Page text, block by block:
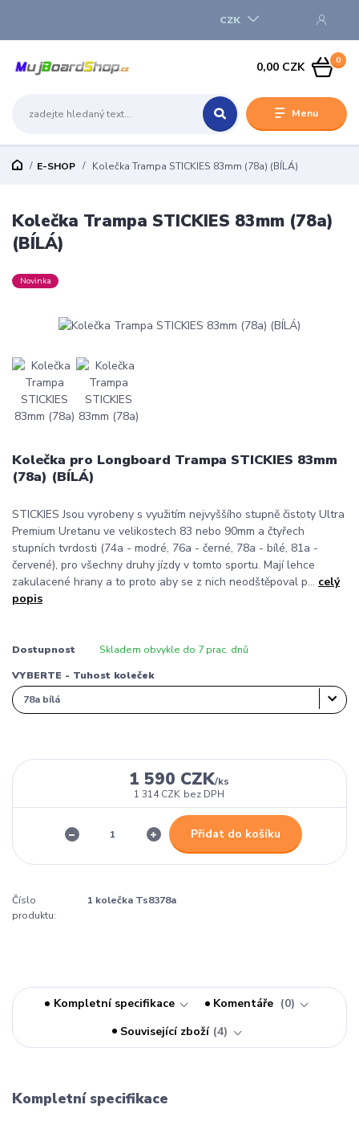
Menu
CZK
0
0,00 CZK
E-SHOP Kolečka Trampa STICKIES 83mm (78a) (BÍLÁ)
Kolečka Trampa STICKIES 83mm (78a)
(BÍLÁ)
Novinka
Kolečka pro Longboard Trampa STICKIES 83mm
(78a) (BÍLÁ)
STICKIES Jsou vyrobeny s využitím nejvyššího stupně čistoty Ultra
Premium Uretanu ve velikostech 83 nebo 90mm a čtyřech
stupních tvrdosti (74a - modré, 76a - černé, 78a - bílé, 81a -
červené), pro všechny druhy jízdy v tomto sportu. Mají lehce
zakulacené hrany a to proto aby se z nich neodštěpoval p... celý
popis
Dostupnost Skladem obvykle do 7 prac. dnů
VYBERTE - Tuhost koleček
1 590 CZK/ks
1 314 CZK bez DPH
Přidat do košíku
Číslo
produktu:
1 kolečka Ts8378a
Kompletní specifikace Komentáře
0
Související zboží 4
Kompletní specifikace